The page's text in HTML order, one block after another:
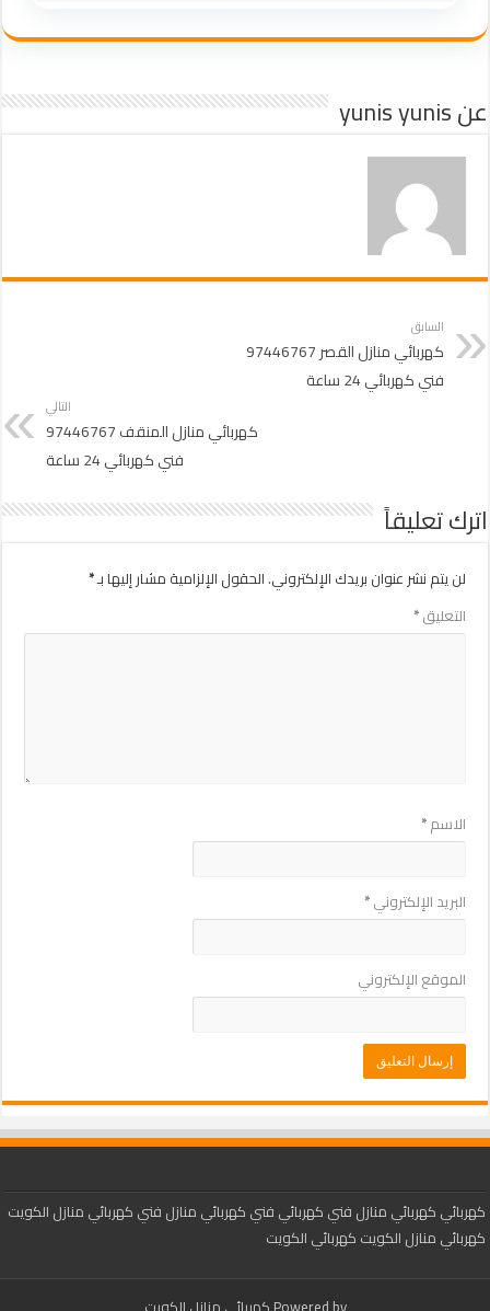
عن yunis yunis
السابق
كهربائي منازل القصر 97446767
فني كهربائي 24 ساعة
التالي
كهربائي منازل المنقف 97446767
فني كهربائي 24 ساعة
اترك تعليقاً
لن يتم نشر عنوان بريدك الإلكتروني. الحقول الإلزامية مشار إليها بـ*
التعليق*
الاسم*
البريد الإلكتروني*
الموقع الإلكتروني
كهربائي كهربائي منازل فني كهربائي فني كهربائي منازل فني كهربائي منازل الكويت
كهربائي منازل الكويت كهربائي الكويت